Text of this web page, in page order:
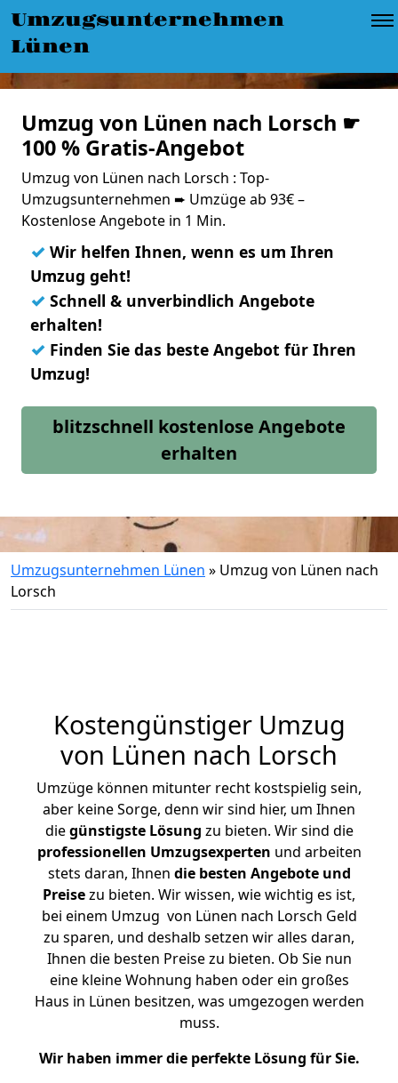
Umzugsunternehmen
Lünen
Umzug von Lünen nach Lorsch ☛
100 % Gratis-Angebot
Umzug von Lünen nach Lorsch : Top-
Umzugsunternehmen ➨ Umzüge ab 93€ –
Kostenlose Angebote in 1 Min.
✓ Wir helfen Ihnen, wenn es um Ihren
Umzug geht!
✓ Schnell & unverbindlich Angebote
erhalten!
✓ Finden Sie das beste Angebot für Ihren
Umzug!
blitzschnell kostenlose Angebote
erhalten
Umzugsunternehmen Lünen » Umzug von Lünen nach
Lorsch
Kostengünstiger Umzug
von Lünen nach Lorsch
Umzüge können mitunter recht kostspielig sein,
aber keine Sorge, denn wir sind hier, um Ihnen
diegünstigste Lösung zu bieten. Wir sind die
professionellen Umzugsexperten und arbeiten
stets daran, Ihnen die besten Angebote und
Preisezu bieten. Wir wissen, wie wichtig es ist,
bei einem Umzug von Lünen nach Lorsch Geld
zu sparen, und deshalb setzen wir alles daran,
Ihnen die besten Preise zu bieten. Ob Sie nun
eine kleine Wohnung haben oder ein großes
Haus in Lünen besitzen, was umgezogen werden
muss.
Wir haben immer die perfekte Lösung für Sie.